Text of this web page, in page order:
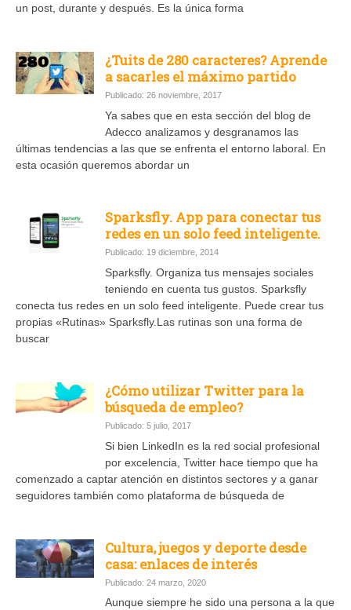
un post, durante y después. Es la única forma
¿Tuits de 280 caracteres? Aprende
a sacarles el máximo partido
Publicado: 26 noviembre, 2017
Ya sabes que en esta sección del blog de
Adecco analizamos y desgranamos las
últimas tendencias a las que se enfrenta el entorno laboral. En
esta ocasión queremos abordar un
Sparksfly. App para conectar tus
redes en un solo feed inteligente.
Publicado: 19 diciembre, 2014
Sparksfly. Organiza tus mensajes sociales
teniendo en cuenta tus gustos. Sparksfly
conecta tus redes en un solo feed inteligente. Puede crear tus
propias «Rutinas» Sparksfly.Las rutinas son una forma de
buscar
¿Cómo utilizar Twitter para la
búsqueda de empleo?
Publicado: 5 julio, 2017
Si bien LinkedIn es la red social profesional
por excelencia, Twitter hace tiempo que ha
comenzado a captar atención en distintos sectores y a ganar
seguidores también como plataforma de búsqueda de
Cultura, juegos y deporte desde
casa: enlaces de interés
Publicado: 24 marzo, 2020
Aunque siempre he sido una persona a la que